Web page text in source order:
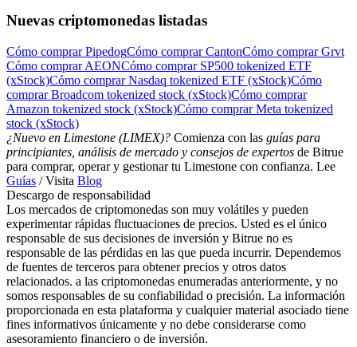
Nuevas criptomonedas listadas
Cómo comprar PipedogCómo comprar CantonCómo comprar Grvt
Cómo comprar AEONCómo comprar SP500 tokenized ETF
(xStock)Cómo comprar Nasdaq tokenized ETF (xStock)Cómo
comprar Broadcom tokenized stock (xStock)Cómo comprar
Amazon tokenized stock (xStock)Cómo comprar Meta tokenized
stock (xStock)
¿Nuevo en Limestone (LIMEX)? Comienza con las guías para
principiantes, análisis de mercado y consejos de expertos de Bitrue
para comprar, operar y gestionar tu Limestone con confianza. Lee
Guías / Visita Blog
Descargo de responsabilidad
Los mercados de criptomonedas son muy volátiles y pueden
experimentar rápidas fluctuaciones de precios. Usted es el único
responsable de sus decisiones de inversión y Bitrue no es
responsable de las pérdidas en las que pueda incurrir. Dependemos
de fuentes de terceros para obtener precios y otros datos
relacionados. a las criptomonedas enumeradas anteriormente, y no
somos responsables de su confiabilidad o precisión. La información
proporcionada en esta plataforma y cualquier material asociado tiene
fines informativos únicamente y no debe considerarse como
asesoramiento financiero o de inversión.